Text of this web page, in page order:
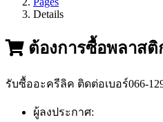
Details
ต้องการซื้อพลาสติ
รับซื้ออะครีลิค ติดต่อเบอร์066-
ผู้ลงประกาศ: